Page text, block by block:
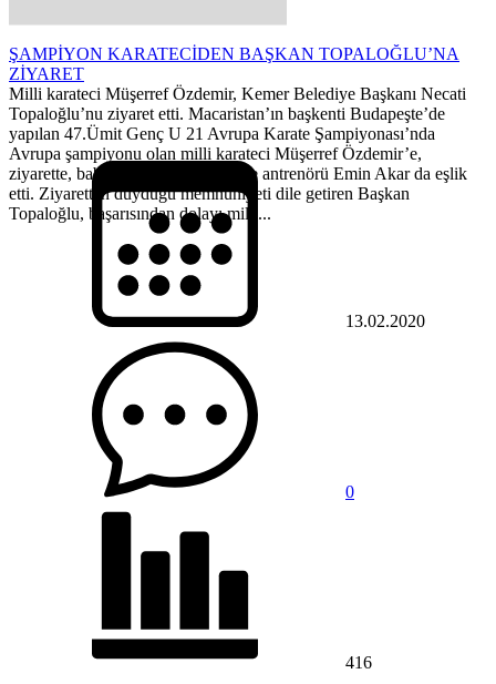
ŞAMPİYON KARATECİDEN BAŞKAN TOPALOĞLU’NA
ZİYARET
Milli karateci Müşerref Özdemir, Kemer Belediye Başkanı Necati
Topaloğlu’nu ziyaret etti. M️acaristan’ın başkenti Budapeşte’de
yapılan 47.Ümit Genç U 21 Avrupa Karate Şampiyonası’nda
Avrupa şampiyonu olan milli karateci Müşerref Özdemir’e,
ziyarette, babası Tahsin Özdemir ile antrenörü Emin Akar da eşlik
etti. Ziyaretten duyduğu memnuniyeti dile getiren Başkan
Topaloğlu, başarısından dolayı milli...
13.02.2020
0
416